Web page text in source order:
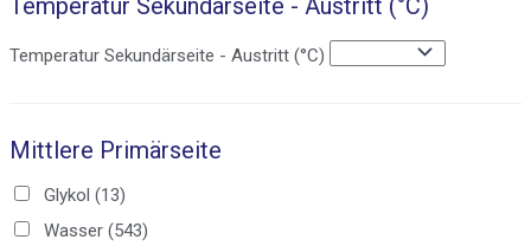
Temperatur Sekundärseite - Austritt (°C)
Temperatur Sekundärseite - Austritt (°C)
Mittlere Primärseite
Glykol (13)
Wasser (543)